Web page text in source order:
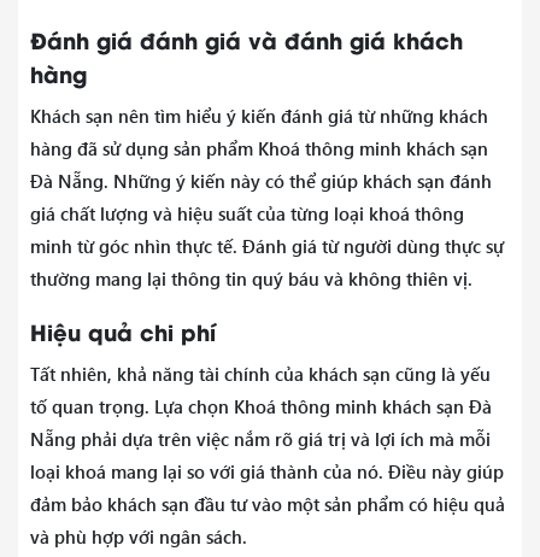
Đánh giá đánh giá và đánh giá khách
hàng
Khách sạn nên tìm hiểu ý kiến đánh giá từ những khách
hàng đã sử dụng sản phẩm Khoá thông minh khách sạn
Đà Nẵng. Những ý kiến này có thể giúp khách sạn đánh
giá chất lượng và hiệu suất của từng loại khoá thông
minh từ góc nhìn thực tế. Đánh giá từ người dùng thực sự
thường mang lại thông tin quý báu và không thiên vị.
Hiệu quả chi phí
Tất nhiên, khả năng tài chính của khách sạn cũng là yếu
tố quan trọng. Lựa chọn Khoá thông minh khách sạn Đà
Nẵng phải dựa trên việc nắm rõ giá trị và lợi ích mà mỗi
loại khoá mang lại so với giá thành của nó. Điều này giúp
đảm bảo khách sạn đầu tư vào một sản phẩm có hiệu quả
và phù hợp với ngân sách.